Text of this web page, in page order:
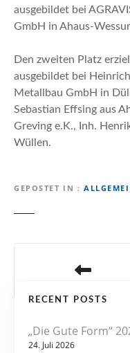
ausgebildet bei
GmbH in Ahaus-
Den zweiten Platz
ausgebildet bei
Metallbau GmbH in
Sebastian Effsing aus
Greving e.K., Inh.
Wüllen.
GEPOSTET IN
RECENT POSTS
„Die Gute Form“
24. Juli 2026